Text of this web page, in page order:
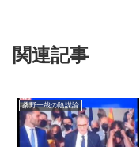
関連記事
桑野一哉の陰謀論